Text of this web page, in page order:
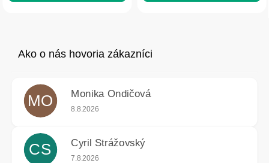
MO Monika Ondičová
Hodnotenie obchodu je 5 z 5 hviezdičiek.
8.8.2026
CS Cyril Strážovský
Hodnotenie obchodu je 5 z 5 hviezdičiek.
7.8.2026